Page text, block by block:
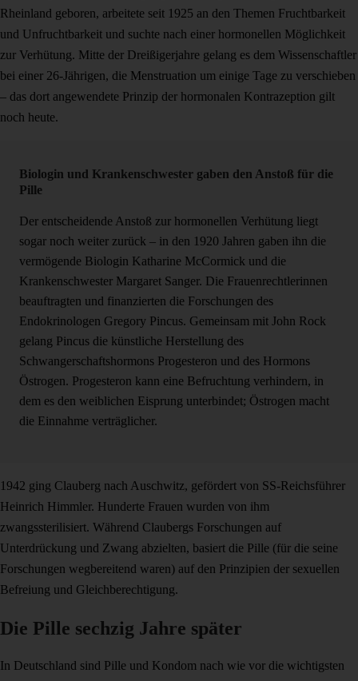
Rheinland geboren, arbeitete seit 1925 an den Themen Fruchtbarkeit
und Unfruchtbarkeit und suchte nach einer hormonellen Möglichkeit
zur Verhütung. Mitte der Dreißigerjahre gelang es dem Wissenschaftler
bei einer 26-Jährigen, die Menstruation um einige Tage zu verschieben
– das dort angewendete Prinzip der hormonalen Kontrazeption gilt
noch heute.
Biologin und Krankenschwester gaben den Anstoß für die
Pille
Der entscheidende Anstoß zur hormonellen Verhütung liegt
sogar noch weiter zurück – in den 1920 Jahren gaben ihn die
vermögende Biologin Katharine McCormick und die
Krankenschwester Margaret Sanger. Die Frauenrechtlerinnen
beauftragten und finanzierten die Forschungen des
Endokrinologen Gregory Pincus. Gemeinsam mit John Rock
gelang Pincus die künstliche Herstellung des
Schwangerschaftshormons Progesteron und des Hormons
Östrogen. Progesteron kann eine Befruchtung verhindern, in
dem es den weiblichen Eisprung unterbindet; Östrogen macht
die Einnahme verträglicher.
1942 ging Clauberg nach Auschwitz, gefördert von SS-Reichsführer
Heinrich Himmler. Hunderte Frauen wurden von ihm
zwangssterilisiert. Während Claubergs Forschungen auf
Unterdrückung und Zwang abzielten, basiert die Pille (für die seine
Forschungen wegbereitend waren) auf den Prinzipien der sexuellen
Befreiung und Gleichberechtigung.
Die Pille sechzig Jahre später
In Deutschland sind Pille und Kondom nach wie vor die wichtigsten